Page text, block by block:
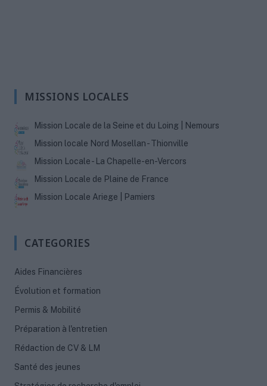
MISSIONS LOCALES
Mission Locale de la Seine et du Loing | Nemours
Mission locale Nord Mosellan - Thionville
Mission Locale - La Chapelle-en-Vercors
Mission Locale de Plaine de France
Mission Locale Ariege | Pamiers
CATEGORIES
Aides Financières
Évolution et formation
Permis & Mobilité
Préparation à l'entretien
Rédaction de CV & LM
Santé des jeunes